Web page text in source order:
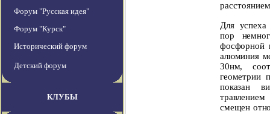
Форум "Русская идея"
Форум "Курск"
Исторический форум
Детский форум
КЛУБЫ
Для успеха
пор
фосфорной
алюминия
30нм,
геометрии
показан
смещен